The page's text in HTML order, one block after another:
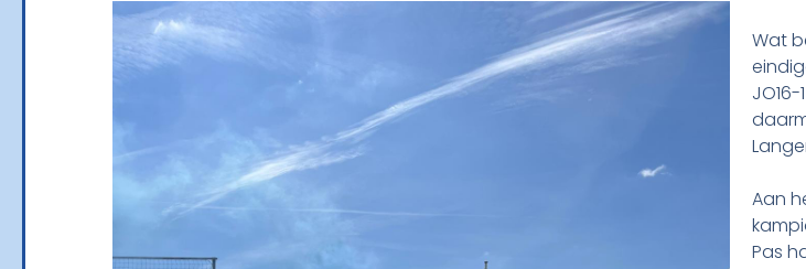
Wat
Aan
Pas